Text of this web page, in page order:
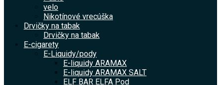
velo
Nikotínové vrecúška
Drvičky na tabak
Drvičky na tabak
E-cigarety
E-Liquidy/pody
E-liquidy ARAMAX
E-liquidy ARAMAX SALT
ELF BAR ELFA Pod